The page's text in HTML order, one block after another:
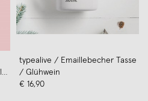
typealive / Emaillebecher Tasse
/ Glühwein
€ 16,90